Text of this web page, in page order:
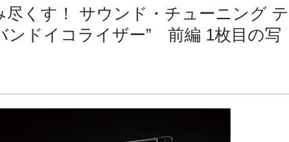
尽くす！ サウンド・チューニング テ
ンドイコライザー” 前編 1枚目の写